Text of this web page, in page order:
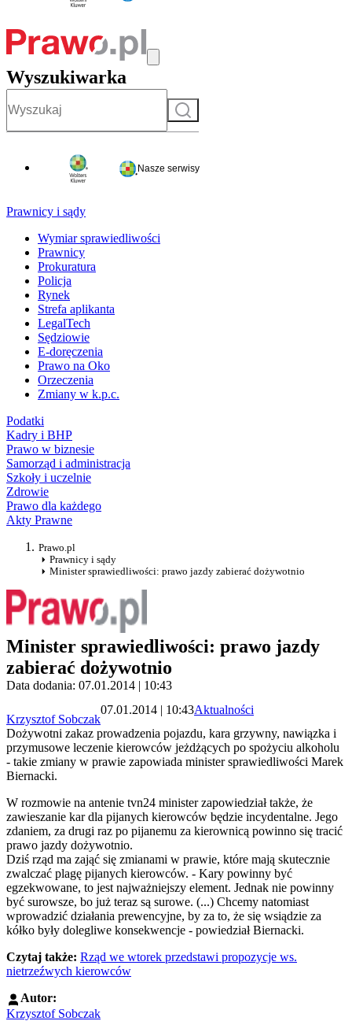
Wyszukiwarka
Szukaj
Nasze serwisy
Prawnicy i sądy
Wymiar sprawiedliwości
Prawnicy
Prokuratura
Policja
Rynek
Strefa aplikanta
LegalTech
Sędziowie
E-doręczenia
Prawo na Oko
Orzeczenia
Zmiany w k.p.c.
Podatki
Kadry i BHP
Prawo w biznesie
Samorząd i administracja
Szkoły i uczelnie
Zdrowie
Prawo dla każdego
Akty Prawne
Prawo.pl
Prawnicy i sądy
Minister sprawiedliwości: prawo jazdy zabierać dożywotnio
Minister sprawiedliwości: prawo jazdy
zabierać dożywotnio
Data dodania: 07.01.2014 | 10:43
Krzysztof Sobczak
07.01.2014 | 10:43Aktualności
Dożywotni zakaz prowadzenia pojazdu, kara grzywny, nawiązka i
przymusowe leczenie kierowców jeżdżących po spożyciu alkoholu
- takie zmiany w prawie zapowiada minister sprawiedliwości Marek
Biernacki.
W rozmowie na antenie tvn24 minister zapowiedział także, że
zawieszanie kar dla pijanych kierowców będzie incydentalne. Jego
zdaniem, za drugi raz po pijanemu za kierownicą powinno się tracić
prawo jazdy dożywotnio.
Dziś rząd ma zająć się zmianami w prawie, które mają skutecznie
zwalczać plagę pijanych kierowców. - Kary powinny być
egzekwowane, to jest najważniejszy element. Jednak nie powinny
być surowsze, bo już teraz są surowe. (...) Chcemy natomiast
wprowadzić działania prewencyjne, by za to, że się wsiądzie za
kółko były dolegliwe konsekwencje - powiedział Biernacki.
Czytaj także: Rząd we wtorek przedstawi propozycje ws.
nietrzeźwych kierowców
Autor:
Krzysztof Sobczak